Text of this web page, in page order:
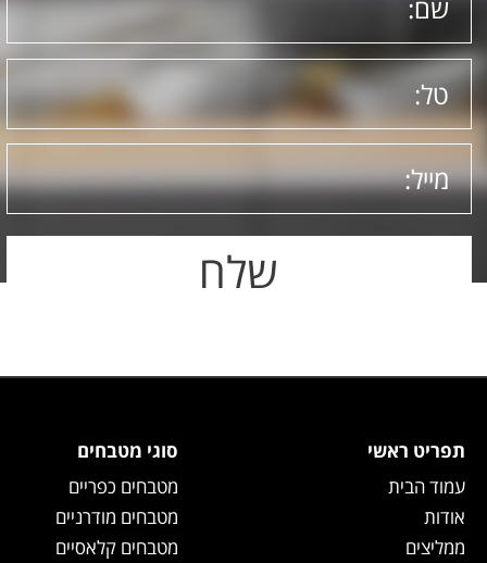
תפריט ראשי
עמוד הבית
אודות
ממליצים
סוגי מטבחים
מטבחים כפריים
מטבחים מודרניים
מטבחים קלאסיים